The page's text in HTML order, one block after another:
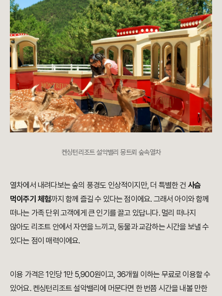
켄싱턴리조트 설악밸리 몽트뢰 숲속열차
열차에서 내려다보는 숲의 풍경도 인상적이지만, 더 특별한 건 사슴
먹이주기 체험까지 함께 즐길 수 있다는 점이에요. 그래서 아이와 함께
떠나는 가족 단위 고객에게 큰 인기를 끌고 있답니다. 멀리 떠나지
않아도 리조트 안에서 자연을 느끼고, 동물과 교감하는 시간을 보낼 수
있다는 점이 매력이에요.
이용 가격은 1인당 1만 5,900원이고, 36개월 이하는 무료로 이용할 수
있어요. 켄싱턴리조트 설악밸리에 머문다면 한 번쯤 시간을 내볼 만한